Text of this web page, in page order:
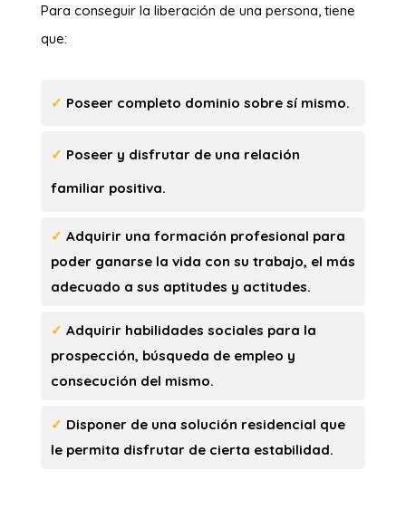
Para conseguir la liberación de una persona, tiene
que:
✓ Poseer completo dominio sobre sí mismo.
✓ Poseer y disfrutar de una relación
familiar positiva.
✓ Adquirir una formación profesional para
poder ganarse la vida con su trabajo, el más
adecuado a sus aptitudes y actitudes.
✓ Adquirir habilidades sociales para la
prospección, búsqueda de empleo y
consecución del mismo.
✓ Disponer de una solución residencial que
le permita disfrutar de cierta estabilidad.